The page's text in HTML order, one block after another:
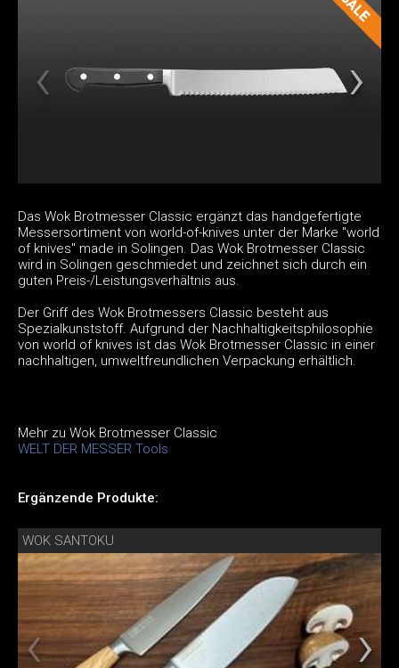
Das Wok Brotmesser Classic ergänzt das handgefertigte
Messersortiment von world-of-knives unter der Marke "world
of knives" made in Solingen. Das Wok Brotmesser Classic
wird in Solingen geschmiedet und zeichnet sich durch ein
guten Preis-/Leistungsverhältnis aus.
Der Griff des Wok Brotmessers Classic besteht aus
Spezialkunststoff. Aufgrund der Nachhaltigkeitsphilosophie
von world of knives ist das Wok Brotmesser Classic in einer
nachhaltigen, umweltfreundlichen Verpackung erhältlich.
Mehr zu Wok Brotmesser Classic
WELT DER MESSER Tools
Ergänzende Produkte:
WOK SANTOKU